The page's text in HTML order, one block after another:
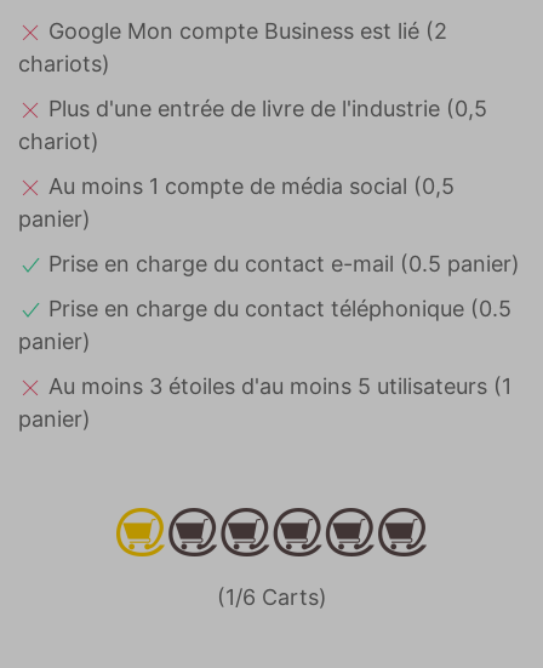
Google Mon compte Business est lié (2
chariots)
Plus d'une entrée de livre de l'industrie (0,5
chariot)
Au moins 1 compte de média social (0,5
panier)
Prise en charge du contact e-mail (0.5 panier)
Prise en charge du contact téléphonique (0.5
panier)
Au moins 3 étoiles d'au moins 5 utilisateurs (1
panier)
(1/6 Carts)